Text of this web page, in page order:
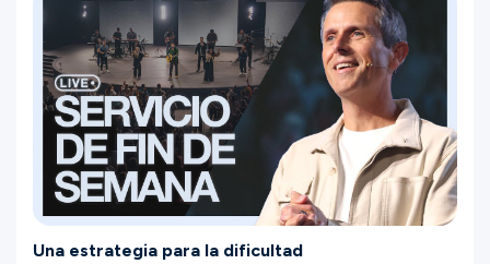
Una estrategia para la dificultad